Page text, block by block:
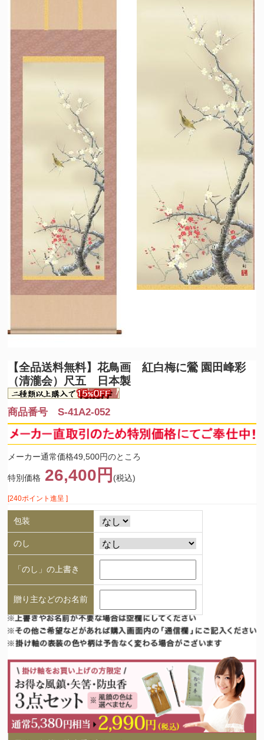
【全品送料無料】花鳥画 紅白梅に鶯 園田峰彩
（清瀧会）尺五 日本製
商品番号 S-41A2-052
メーカー通常価格49,500円のところ
特別価格 26,400円 (税込)
[240ポイント進呈 ]
包装
のし
「のし」の上書き
贈り主などのお名前